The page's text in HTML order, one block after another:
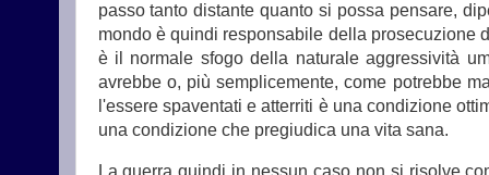
passo tanto distante quanto si possa pensare,
mondo è quindi responsabile della prosecuzione
è il normale sfogo della naturale aggressività
avrebbe o, più semplicemente, come potrebbe
l'essere spaventati e atterriti è una condizione
una condizione che pregiudica una vita sana.